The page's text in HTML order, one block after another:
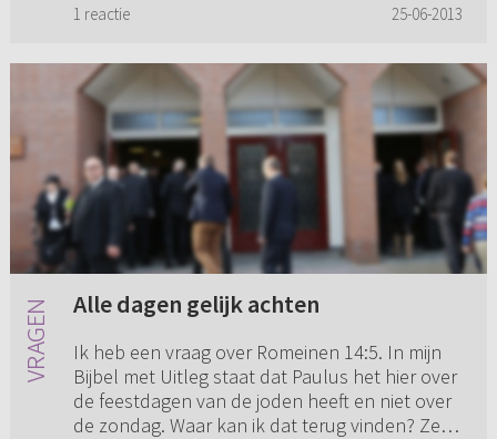
1 reactie 25-06-2013
Alle dagen gelijk achten
Ik heb een vraag over Romeinen 14:5. In mijn
Bijbel met Uitleg staat dat Paulus het hier over
de feestdagen van de joden heeft en niet over
de zondag. Waar kan ik dat terug vinden? Zelf